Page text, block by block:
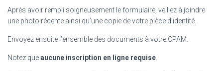
Après avoir rempli soigneusement le formulaire, veillez à joindre
une photo récente ainsi qu’une copie de votre pièce d’identité.
Envoyez ensuite l’ensemble des documents à votre CPAM.
Notez queaucune inscription en ligne requise